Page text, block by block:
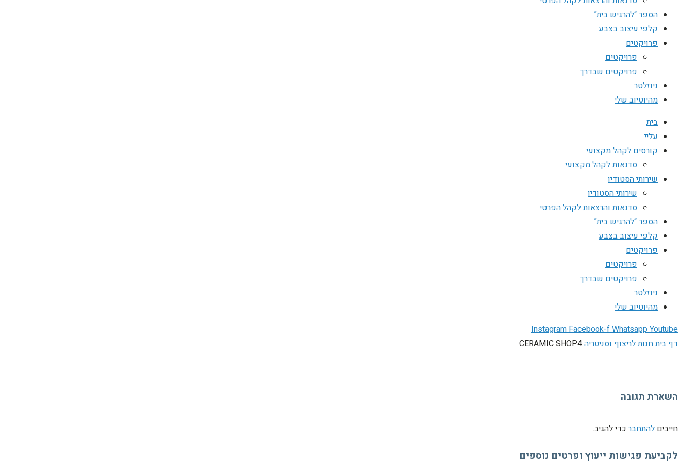
הספר “להרגיש בית”
קלפי עיצוב בצבע
פרויקטים
פרויקטים
פרויקטים שבדרך
ניוזלטר
מהיוטיוב שלי
בית
עליי
קורסים לקהל מקצועי
סדנאות לקהל מקצועי
שירותי הסטודיו
שירותי הסטודיו
סדנאות והרצאות לקהל הפרטי
הספר “להרגיש בית”
קלפי עיצוב בצבע
פרויקטים
פרויקטים
פרויקטים שבדרך
ניוזלטר
מהיוטיוב שלי
InstagramFacebook-fWhatsappYoutube
דף ביתחנות לריצוף וסניטריהCERAMIC SHOP4
השארת תגובה
חייבים להתחבר כדי להגיב.
לקביעת פגישות ייעוץ ופרטים נוספים